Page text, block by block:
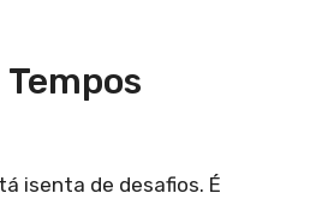
Tempos
isenta de desafios. É